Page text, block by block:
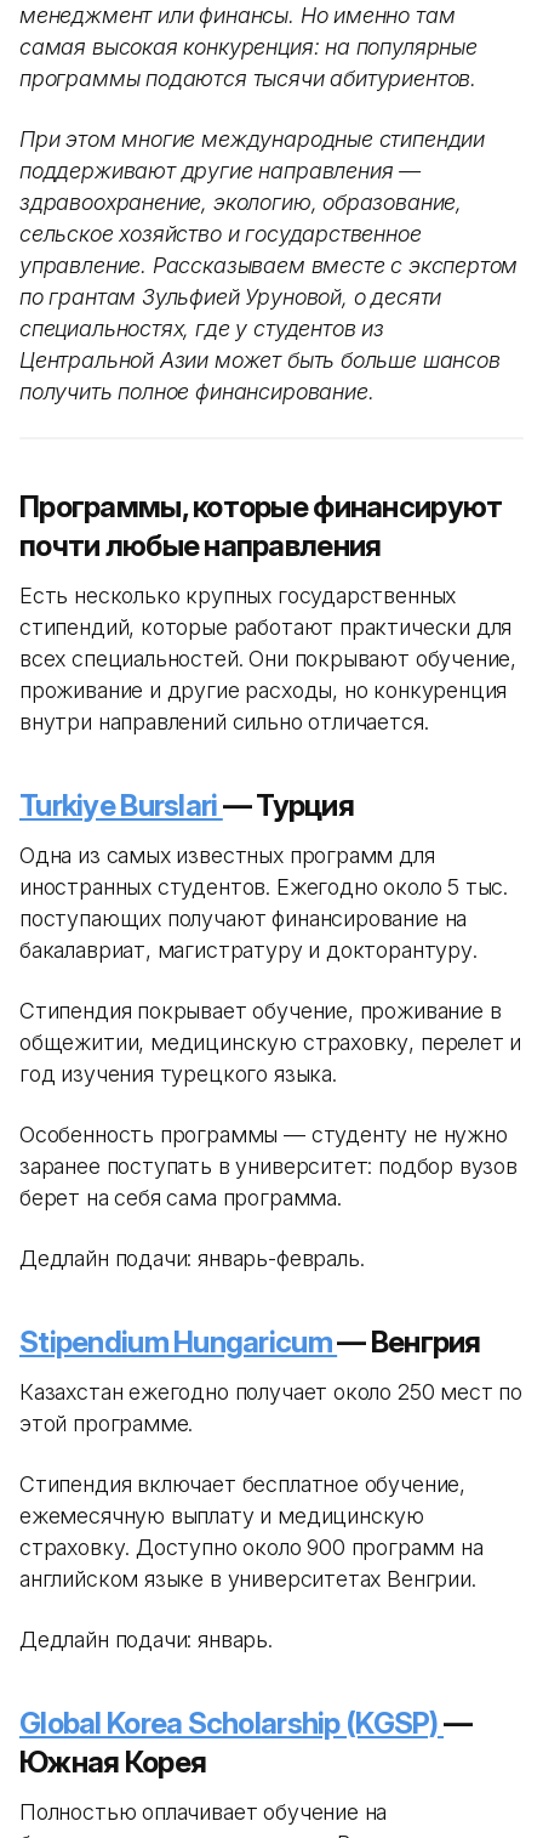
менеджмент или финансы. Но именно там
самая высокая конкуренция: на популярные
программы подаются тысячи абитуриентов.
При этом многие международные стипендии
поддерживают другие направления —
здравоохранение, экологию, образование,
сельское хозяйство и государственное
управление. Рассказываем вместе с экспертом
по грантам Зульфией Уруновой, о десяти
специальностях, где у студентов из
Центральной Азии может быть больше шансов
получить полное финансирование.
Программы, которые финансируют
почти любые направления
Есть несколько крупных государственных
стипендий, которые работают практически для
всех специальностей. Они покрывают обучение,
проживание и другие расходы, но конкуренция
внутри направлений сильно отличается.
Turkiye Burslari— Турция
Одна из самых известных программ для
иностранных студентов. Ежегодно около 5 тыс.
поступающих получают финансирование на
бакалавриат, магистратуру и докторантуру.
Стипендия покрывает обучение, проживание в
общежитии, медицинскую страховку, перелет и
год изучения турецкого языка.
Особенность программы — студенту не нужно
заранее поступать в университет: подбор вузов
берет на себя сама программа.
Дедлайн подачи: январь-февраль.
Stipendium Hungaricum— Венгрия
Казахстан ежегодно получает около 250 мест по
этой программе.
Стипендия включает бесплатное обучение,
ежемесячную выплату и медицинскую
страховку. Доступно около 900 программ на
английском языке в университетах Венгрии.
Дедлайн подачи: январь.
Global Korea Scholarship (KGSP)—
Южная Корея
Полностью оплачивает обучение на